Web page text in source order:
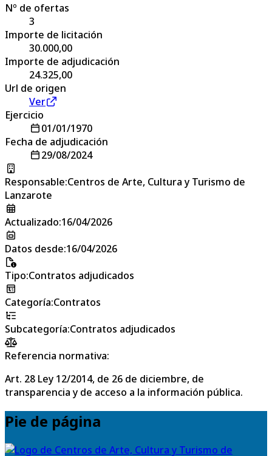
Nº de ofertas
3
Importe de licitación
30.000,00
Importe de adjudicación
24.325,00
Url de origen
Ver
Ejercicio
01/01/1970
Fecha de adjudicación
29/08/2024
Responsable:Centros de Arte, Cultura y Turismo de
Lanzarote
Actualizado:16/04/2026
Datos desde:16/04/2026
Tipo:Contratos adjudicados
Categoría:Contratos
Subcategoría:Contratos adjudicados
Referencia normativa:
Art. 28 Ley 12/2014, de 26 de diciembre, de
transparencia y de acceso a la información pública.
Pie de página